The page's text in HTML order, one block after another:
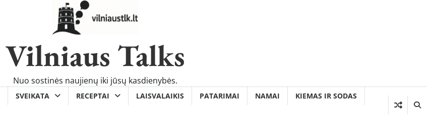
Vilniaus Talks
Nuo sostinės naujienų iki jūsų kasdienybės.
SVEIKATA RECEPTAI LAISVALAIKIS PATARIMAI NAMAI
KIEMAS IR SODAS